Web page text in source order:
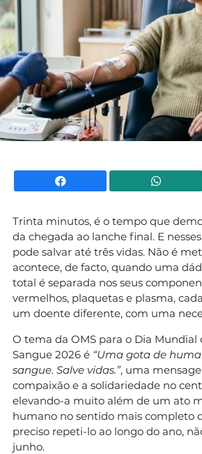
Facebook
Trinta minutos, é o tempo que
da chegada ao lanche final. E
pode salvar até três vidas. Não é
acontece, de facto, quando uma
total é separada nos seus
vermelhos, plaquetas e plasma,
um doente diferente, com uma
O tema da OMS para o Dia Mundial
Sangue 2026 é “Uma gota de
sangue. Salve vidas.”, uma
compaixão e a solidariedade no
elevando-a muito além de um ato
humano no sentido mais completo
preciso repeti-lo ao longo do ano,
junho.